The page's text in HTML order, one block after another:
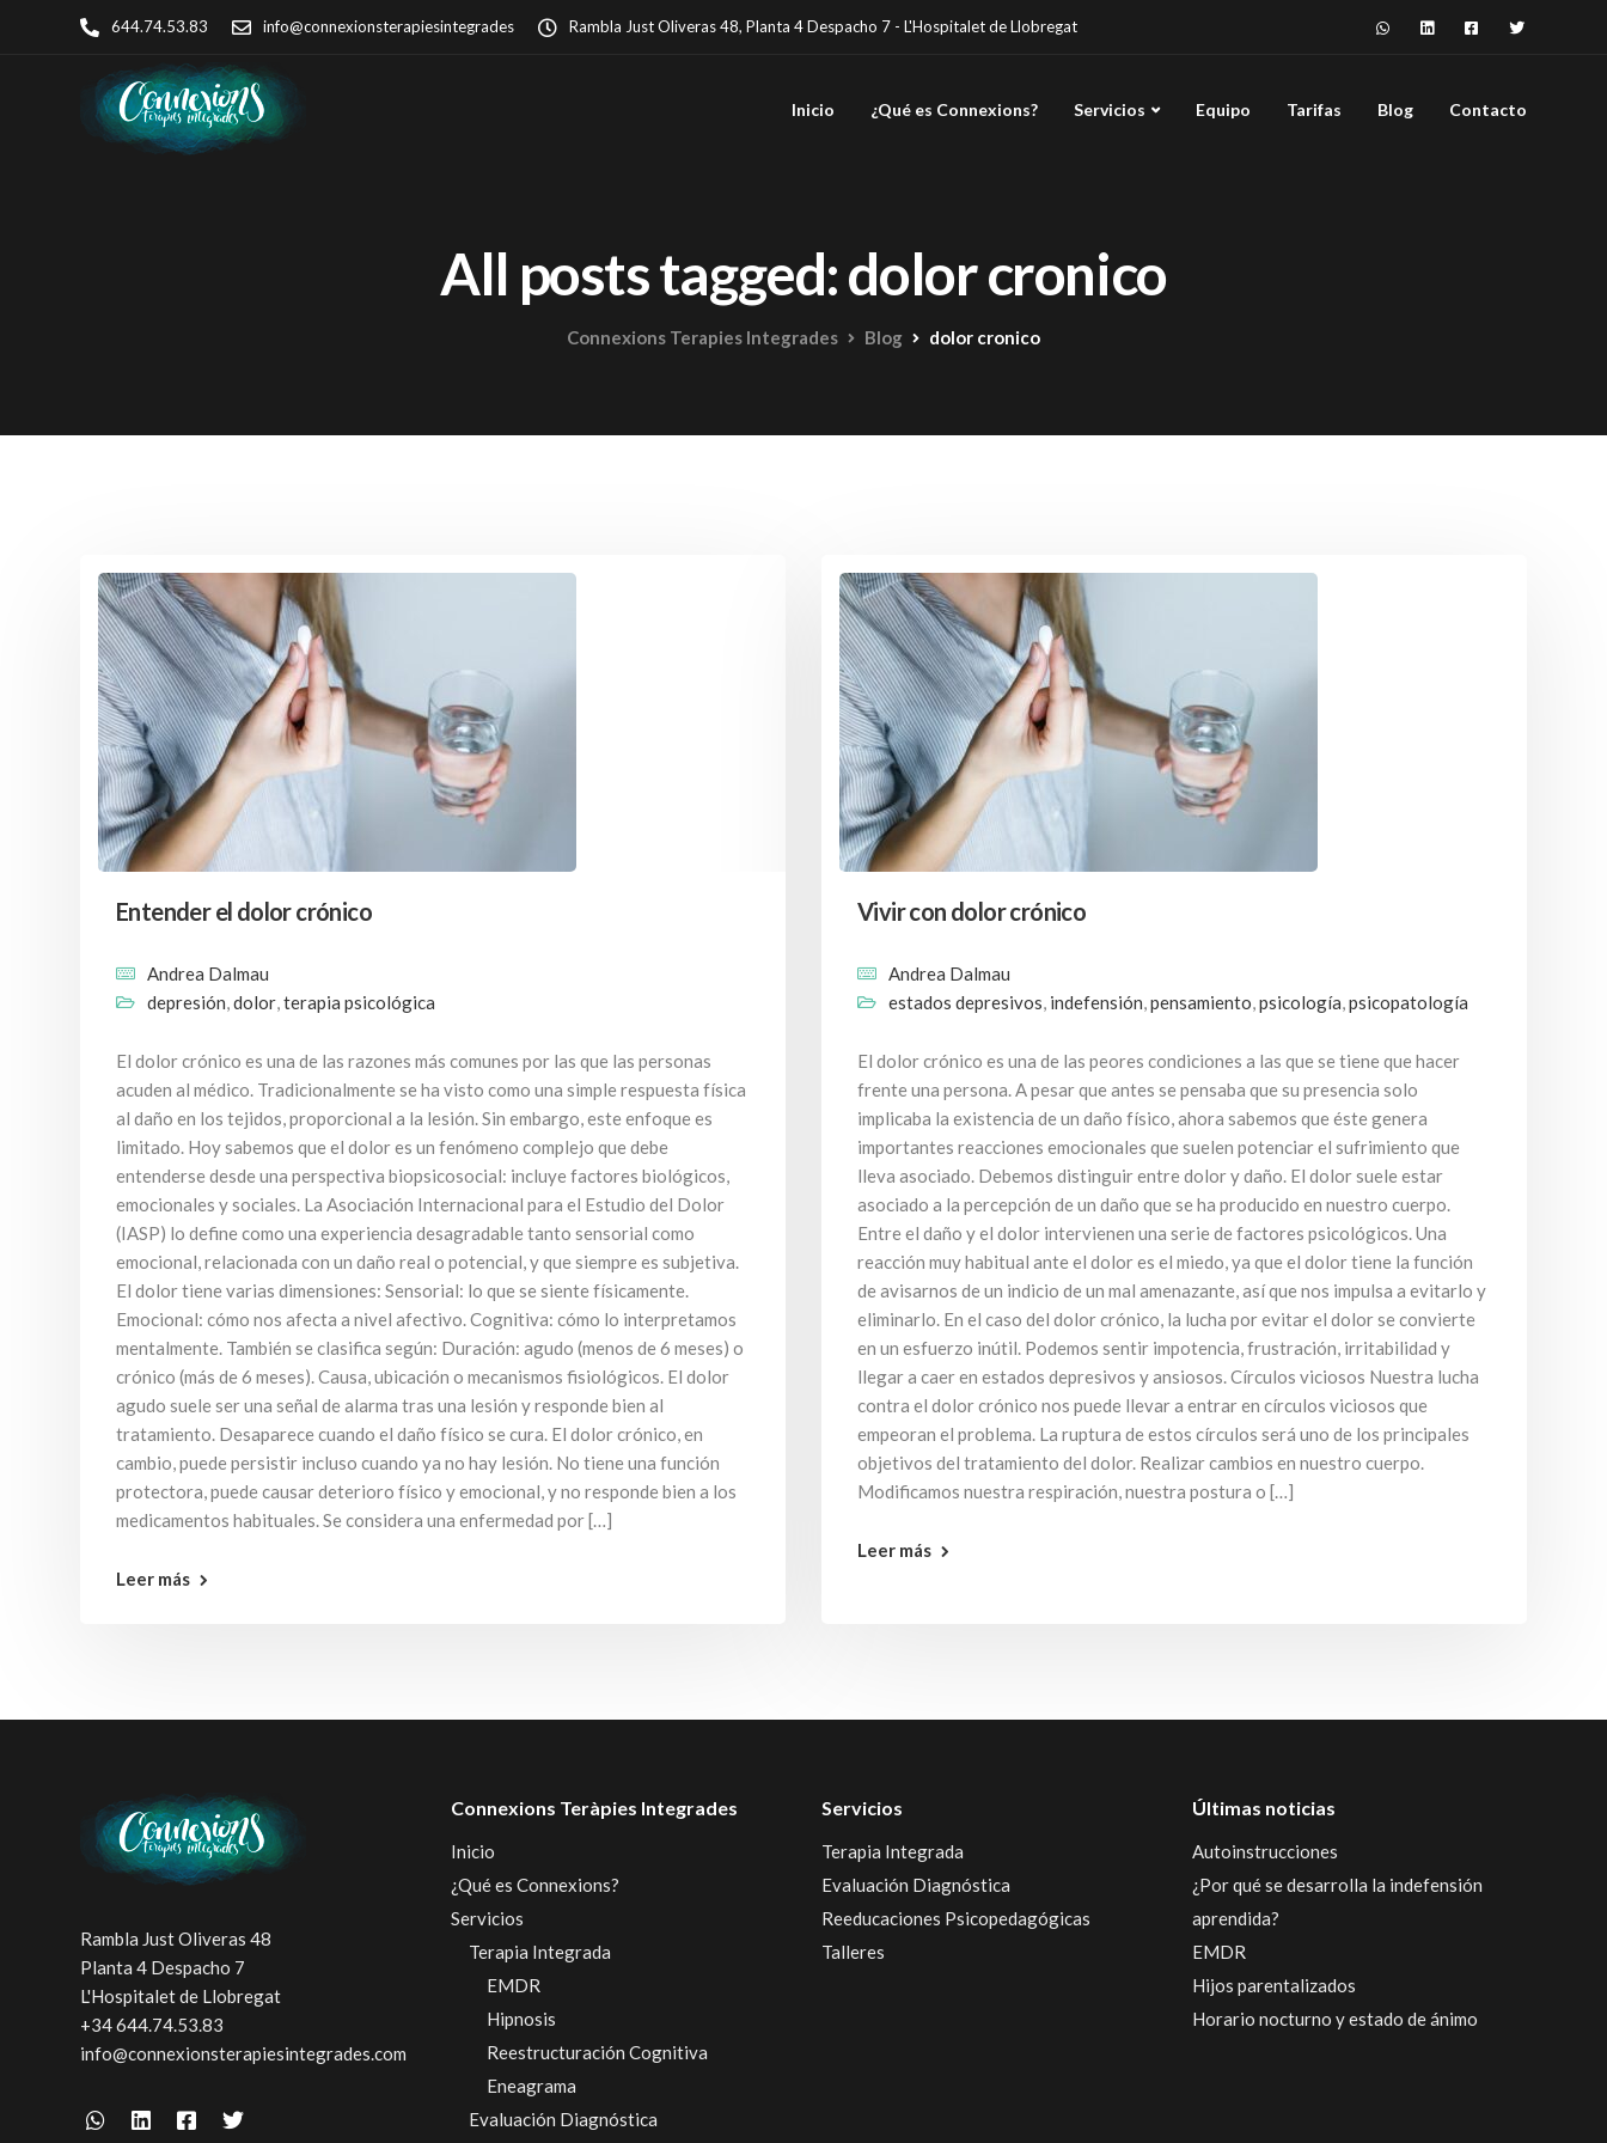
644.74.53.83 info@connexionsterapiesintegrades Rambla Just Oliveras 48, Planta 4 Despacho 7 - L'Hospitalet de Llobregat
Inicio ¿Qué es Connexions? Servicios Equipo Tarifas Blog Contacto
All posts tagged: dolor cronico
Connexions Terapies Integrades Blog dolor cronico
Entender el dolor crónico
Andrea Dalmau
depresión,dolor,terapia psicológica
El dolor crónico es una de las razones más comunes por las que las personas
acuden al médico. Tradicionalmente se ha visto como una simple respuesta física
al daño en los tejidos, proporcional a la lesión. Sin embargo, este enfoque es
limitado. Hoy sabemos que el dolor es un fenómeno complejo que debe
entenderse desde una perspectiva biopsicosocial: incluye factores biológicos,
emocionales y sociales. La Asociación Internacional para el Estudio del Dolor
(IASP) lo define como una experiencia desagradable tanto sensorial como
emocional, relacionada con un daño real o potencial, y que siempre es subjetiva.
El dolor tiene varias dimensiones: Sensorial: lo que se siente físicamente.
Emocional: cómo nos afecta a nivel afectivo. Cognitiva: cómo lo interpretamos
mentalmente. También se clasifica según: Duración: agudo (menos de 6 meses) o
crónico (más de 6 meses). Causa, ubicación o mecanismos fisiológicos. El dolor
agudo suele ser una señal de alarma tras una lesión y responde bien al
tratamiento. Desaparece cuando el daño físico se cura. El dolor crónico, en
cambio, puede persistir incluso cuando ya no hay lesión. No tiene una función
protectora, puede causar deterioro físico y emocional, y no responde bien a los
medicamentos habituales. Se considera una enfermedad por […]
Leer más
Vivir con dolor crónico
Andrea Dalmau
estados depresivos, indefensión,pensamiento,psicología,psicopatología
El dolor crónico es una de las peores condiciones a las que se tiene que hacer
frente una persona. A pesar que antes se pensaba que su presencia solo
implicaba la existencia de un daño físico, ahora sabemos que éste genera
importantes reacciones emocionales que suelen potenciar el sufrimiento que
lleva asociado. Debemos distinguir entre dolor y daño. El dolor suele estar
asociado a la percepción de un daño que se ha producido en nuestro cuerpo.
Entre el daño y el dolor intervienen una serie de factores psicológicos. Una
reacción muy habitual ante el dolor es el miedo, ya que el dolor tiene la función
de avisarnos de un indicio de un mal amenazante, así que nos impulsa a evitarlo y
eliminarlo. En el caso del dolor crónico, la lucha por evitar el dolor se convierte
en un esfuerzo inútil. Podemos sentir impotencia, frustración, irritabilidad y
llegar a caer en estados depresivos y ansiosos. Círculos viciosos Nuestra lucha
contra el dolor crónico nos puede llevar a entrar en círculos viciosos que
empeoran el problema. La ruptura de estos círculos será uno de los principales
objetivos del tratamiento del dolor. Realizar cambios en nuestro cuerpo.
Modificamos nuestra respiración, nuestra postura o […]
Leer más
Rambla Just Oliveras 48
Planta 4 Despacho 7
L'Hospitalet de Llobregat
+34 644.74.53.83
info@connexionsterapiesintegrades.com
Connexions Teràpies Integrades
Inicio
¿Qué es Connexions?
Servicios
Terapia Integrada
EMDR
Hipnosis
Reestructuración Cognitiva
Eneagrama
Evaluación Diagnóstica
Servicios
Terapia Integrada
Evaluación Diagnóstica
Reeducaciones Psicopedagógicas
Talleres
Últimas noticias
Autoinstrucciones
¿Por qué se desarrolla la indefensión
aprendida?
EMDR
Hijos parentalizados
Horario nocturno y estado de ánimo